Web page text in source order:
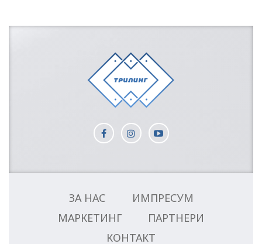
ЗА НАС
ИМПРЕСУМ
МАРКЕТИНГ
ПАРТНЕРИ
КОНТАКТ